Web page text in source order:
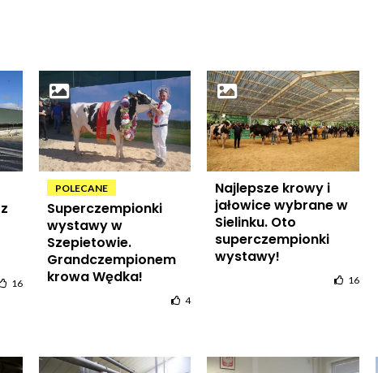
16
POLECANE
Superczempionki
wystawy w
Szepietowie.
Grandczempionem
krowa Wędka!
4
Najlepsze krowy i
jałowice wybrane w
Sielinku. Oto
superczempionki
wystawy!
16